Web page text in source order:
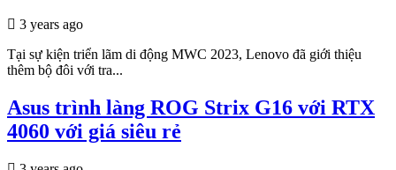
3 years ago
Tại sự kiện triển lãm di động MWC 2023, Lenovo đã giới thiệu
thêm bộ đôi với tra...
Asus trình làng ROG Strix G16 với RTX
4060 với giá siêu rẻ